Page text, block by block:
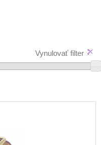
Vynulovať filter